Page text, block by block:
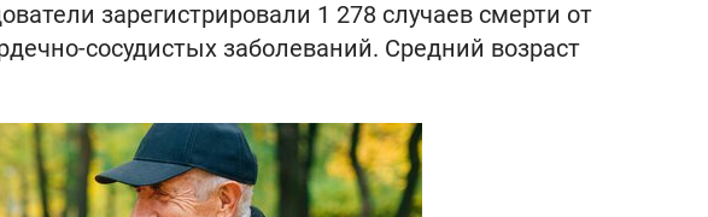
зарегистрировали 1 278 случаев смерти от
сосудистых заболеваний. Средний возраст